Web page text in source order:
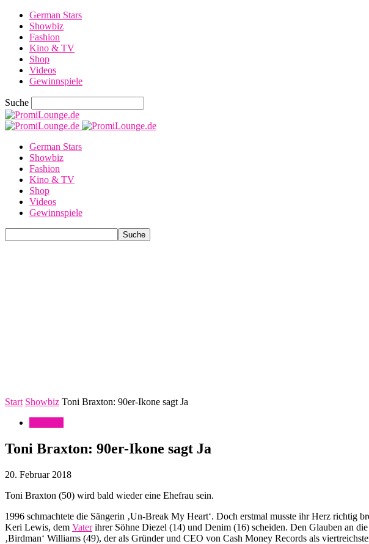
German Stars
Showbiz
Fashion
Kino & TV
Shop
Videos
Gewinnspiele
Suche
German Stars
Showbiz
Fashion
Kino & TV
Shop
Videos
Gewinnspiele
Start Showbiz Toni Braxton: 90er-Ikone sagt Ja
Toni Braxton: 90er-Ikone sagt Ja
20. Februar 2018
Toni Braxton (50) wird bald wieder eine Ehefrau sein.
1996 schmachtete die Sängerin ‚Un-Break My Heart‘. Doch erstmal musste ihr Herz richtig
Keri Lewis, dem Vaterihrer Söhne Diezel (14) und Denim (16) scheiden. Den Glauben an
‚Birdman‘ Williams (49), der als Gründer und CEO von Cash Money Records als